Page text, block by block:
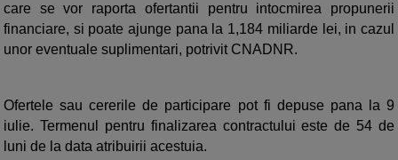
care se vor raporta ofertantii pentru intocmirea propunerii
financiare, si poate ajunge pana la 1,184 miliarde lei, in cazul
unor eventuale suplimentari, potrivit CNADNR.
Ofertele sau cererile de participare pot fi depuse pana la 9
iulie. Termenul pentru finalizarea contractului este de 54 de
luni de la data atribuirii acestuia.